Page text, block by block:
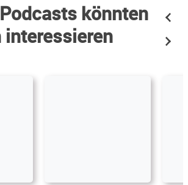
könnten
interessieren